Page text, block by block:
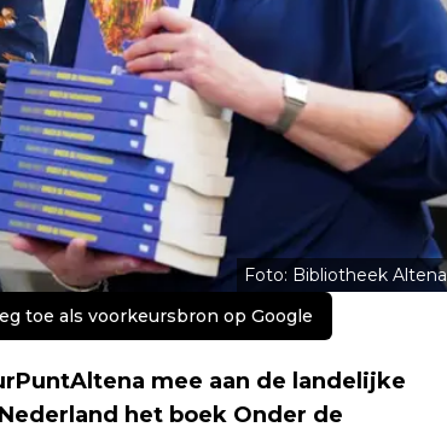
Foto: Bibliotheek Altena
toe als voorkeursbron op Google
mee aan de landelijke
het boek Onder de